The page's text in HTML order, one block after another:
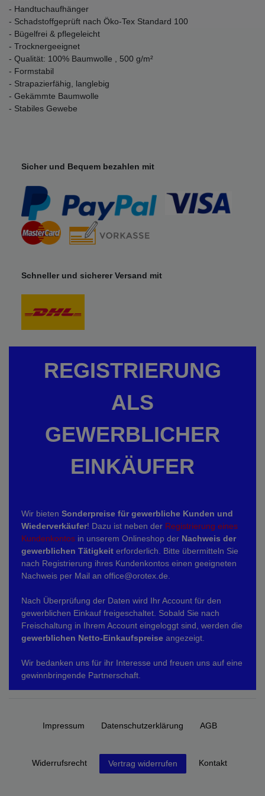
- Handtuchaufhänger
- Schadstoffgeprüft nach Öko-Tex Standard 100
- Bügelfrei & pflegeleicht
- Trocknergeeignet
- Qualität: 100% Baumwolle , 500 g/m²
- Formstabil
- Strapazierfähig, langlebig
- Gekämmte Baumwolle
- Stabiles Gewebe
Sicher und Bequem bezahlen mit
Schneller und sicherer Versand mit
REGISTRIERUNG
ALS
GEWERBLICHER
EINKÄUFER
Wir bieten Sonderpreise für gewerbliche Kunden und
Wiederverkäufer! Dazu ist neben der Registrierung eines
Kundenkontos in unserem Onlineshop der Nachweis der
gewerblichen Tätigkeit erforderlich. Bitte übermitteln Sie
nach Registrierung ihres Kundenkontos einen geeigneten
Nachweis per Mail an office@orotex.de.
Nach Überprüfung der Daten wird Ihr Account für den
gewerblichen Einkauf freigeschaltet. Sobald Sie nach
Freischaltung in Ihrem Account eingeloggt sind, werden die
gewerblichen Netto-Einkaufspreise angezeigt.
Wir bedanken uns für ihr Interesse und freuen uns auf eine
gewinnbringende Partnerschaft.
Impressum Daten­schutz­erklärung AGB
Widerrufs­recht Vertrag widerrufen Kontakt